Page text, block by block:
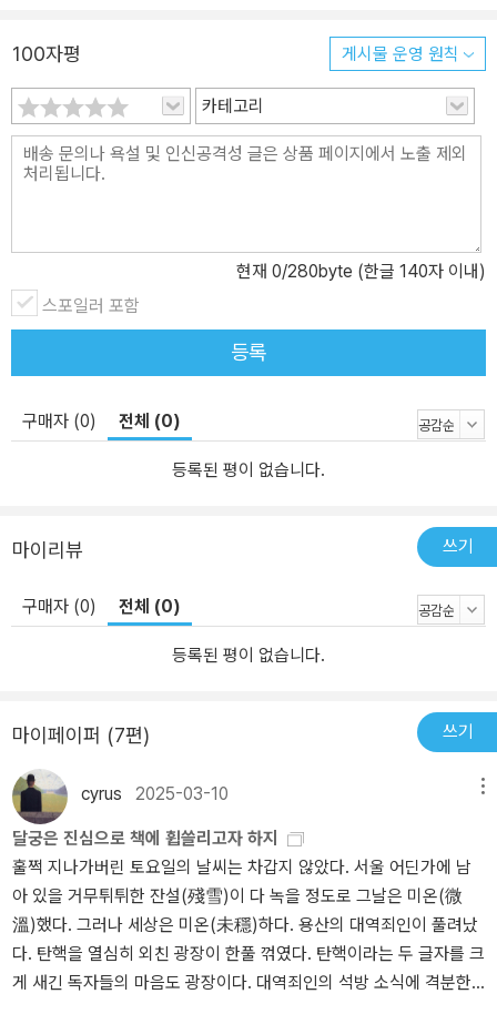
인가 하는 갈림길에 서 있다.' …
조직 문제에 관한 견해가 달랐던 이유 하나는 독일과 러시아의 상황
이 서로 매우 달랐기 때문이다. 독일은 투쟁 수준은 비교적 낮았지만
조직은 강력했다. 반면에, 러시아는 파업 물결은 높았지만 이렇다 할
조직은 거의 없었다. … 룩셈부르크의 잘못은 혁명을 이끄는 데 필요
o 레온 트로츠키: 혁명적 마르크스주의 전통을 사수하다
러시아 혁명은 스탈린에게 질식사당하기 전까지 아주 잠시 동안 다른
세계의 가능성을 열어 놓았다. 이윤이 아니라 인간의 필요를 위해 생
산하고, 가진 자들이 아니라 일하는 사람들이 결정을 내리고, 인종과
과 빈곤을 역사의 교훈으로만 배우고 그런 끔찍한 일들이 있었다는
트로츠키는 1917년 러시아 10월 무장봉기의 핵심 조직자였고, 10월
오늘날 자본주의보다 나은 세계를 원하는 많은 사람들은 사회주의 사
상과 소름 끼치는 스탈린주의를 구분하지 않는다. 그러나 트로츠키는
스탈린주의의 발흥을 가장 일관되게 반대했고, 스탈린주의를 비판한
최초의 사회주의자였다. 트로츠키의 가차없는 반스탈린 투쟁(이 때문
에 트로츠키는 결국 목숨까지 잃었다)은 스탈린주의와 다른 전통의
혁해야 한다는 사상과 국제주의를 바탕으로 한 사회주의가 그것이다.
o 안토니오 그람시: 실천철학과 '현대 군주'
《옥중 수고》는 그람시의 유산이지만, 교도관의 검열을 피하기 위해
암호 같은 용어들로 쓰였다. 그래서 마르크스주의는 '실천철학', 혁명
적 정당은 '현대 군주'(르네상스 시대의 저술가 마키아벨리에게 경의
를 표하기 위한 용어) 등으로 에둘러 표현됐다. … 이 때문에 그람시
추종자들은 저마다 제 논에 물 대기 식으로 《옥중 수고》를 이용할 수
있었다. …
공산당은 《옥중 수고》를 이용해 자신의 전략인 '이탈리아 국가기관을
통한 대장정'을 정당화했다. 다시 말해, 사회주의로 가는 의회의 길,
100자평 게시물 운영 원칙
카테고리
현재 0/280byte (한글 140자 이내)
스포일러 포함
등록
구매자 (0) 전체 (0)
등록된 평이 없습니다.
마이리뷰 쓰기
구매자 (0) 전체 (0)
등록된 평이 없습니다.
마이페이퍼 (7편) 쓰기
cyrus 2025-03-10
달궁은 진심으로 책에 휩쓸리고자 하지
훌쩍 지나가버린 토요일의 날씨는 차갑지 않았다. 서울 어딘가에 남
아 있을 거무튀튀한 잔설(殘雪)이 다 녹을 정도로 그날은 미온(微
溫)했다. 그러나 세상은 미온(未穩)하다. 용산의 대역죄인이 풀려났
다. 탄핵을 열심히 외친 광장이 한풀 꺾였다. 탄핵이라는 두 글자를 크
게 새긴 독자들의 마음도 광장이다. 대역죄인의 석방 소식에 격분한